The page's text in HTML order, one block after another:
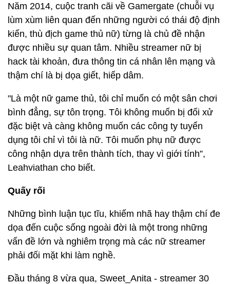
Năm 2014, cuộc tranh cãi về Gamergate (chuỗi vụ
lùm xùm liên quan đến những người có thái độ định
kiến, thù địch game thủ nữ) từng là chủ đề nhận
được nhiều sự quan tâm. Nhiều streamer nữ bị
hack tài khoản, đưa thông tin cá nhân lên mạng và
thậm chí là bị dọa giết, hiếp dâm.
"Là một nữ game thủ, tôi chỉ muốn có một sân chơi
bình đẳng, sự tôn trọng. Tôi không muốn bị đối xử
đặc biệt và càng không muốn các công ty tuyển
dụng tôi chỉ vì tôi là nữ. Tôi muốn phụ nữ được
công nhận dựa trên thành tích, thay vì giới tính”,
Leahviathan cho biết.
Quấy rối
Những bình luận tục tĩu, khiếm nhã hay thậm chí đe
dọa đến cuộc sống ngoài đời là một trong những
vấn đề lớn và nghiêm trọng mà các nữ streamer
phải đối mặt khi làm nghề.
Đầu tháng 8 vừa qua, Sweet_Anita - streamer 30